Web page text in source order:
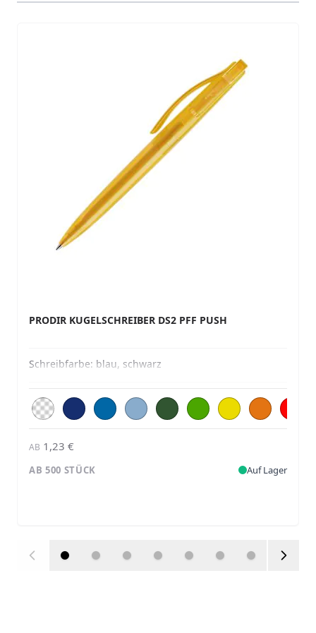
PRODIR KUGELSCHREIBER DS2 PFF PUSH
Schreibfarbe: blau, schwarz
AB 1,23 €
AB 500 STÜCK Auf Lager